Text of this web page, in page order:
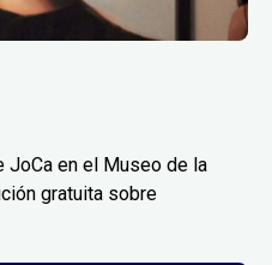
JoCa en el Museo de la
gratuita sobre